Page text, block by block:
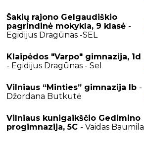
Šakių rajono Gelgaudiškio
pagrindinė mokykla, 9 klasė -
Egidijus Dragūnas -SEL
Klaipėdos "Varpo" gimnazija, 1d
- Egidijus Dragūnas - Sel
Vilniaus “Minties” gimnazija Ib -
Džordana Butkutė
Vilniaus kunigaikščio Gedimino
progimnazija, 5C - Vaidas Baumila